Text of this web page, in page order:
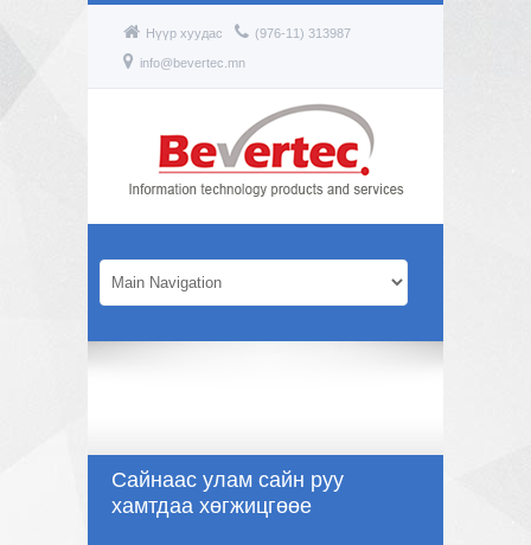
Нүүр хуудас (976-11) 313987
info@bevertec.mn
Сайнаас улам сайн руу
хамтдаа хөгжицгөөе